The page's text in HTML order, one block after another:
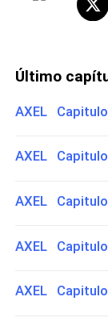
Último
AXEL
AXEL
AXEL
AXEL
AXEL